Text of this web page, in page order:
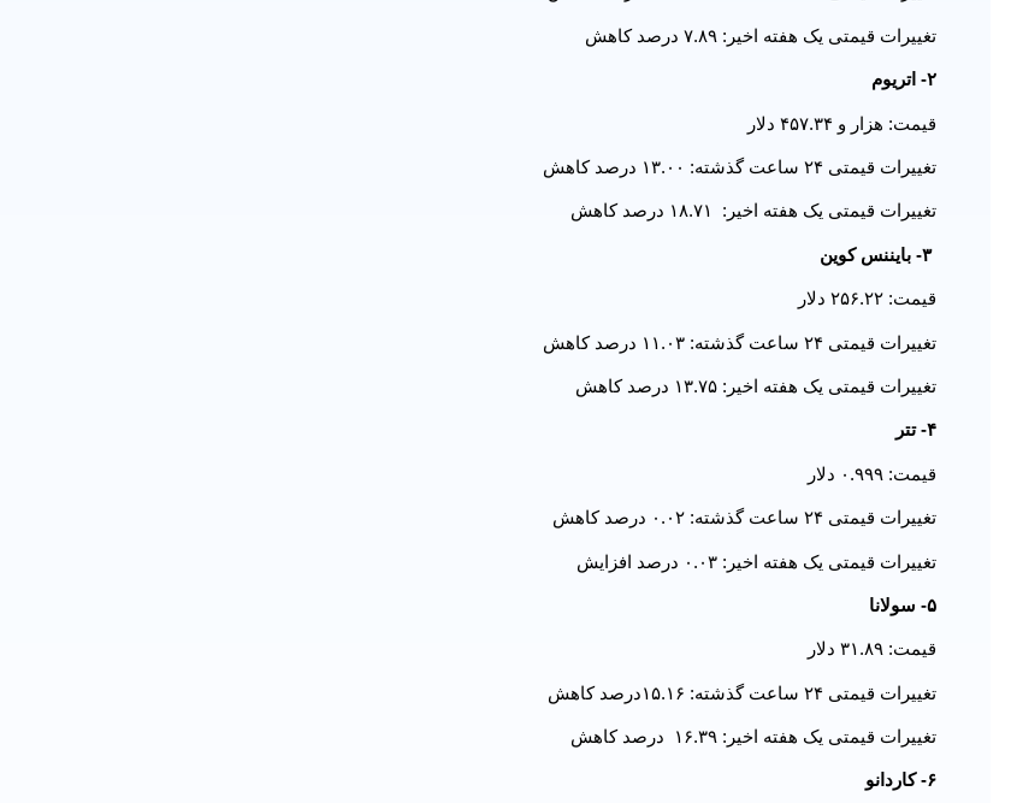
تغییرات قیمتی یک هفته اخیر: ۷.۸۹ درصد کاهش
۲- اتریوم
قیمت: هزار و ۴۵۷.۳۴ دلار
تغییرات قیمتی ۲۴ ساعت گذشته: ۱۳.۰۰ درصد کاهش
تغییرات قیمتی یک هفته اخیر: ۱۸.۷۱ درصد کاهش
۳- بایننس کوین
قیمت: ۲۵۶.۲۲ دلار
تغییرات قیمتی ۲۴ ساعت گذشته: ۱۱.۰۳ درصد کاهش
تغییرات قیمتی یک هفته اخیر: ۱۳.۷۵ درصد کاهش
۴- تتر
قیمت: ۰.۹۹۹ دلار
تغییرات قیمتی ۲۴ ساعت گذشته: ۰.۰۲ درصد کاهش
تغییرات قیمتی یک هفته اخیر: ۰.۰۳ درصد افزایش
۵- سولانا
قیمت: ۳۱.۸۹ دلار
تغییرات قیمتی ۲۴ ساعت گذشته: ۱۵.۱۶درصد کاهش
تغییرات قیمتی یک هفته اخیر: ۱۶.۳۹ درصد کاهش
۶- کاردانو